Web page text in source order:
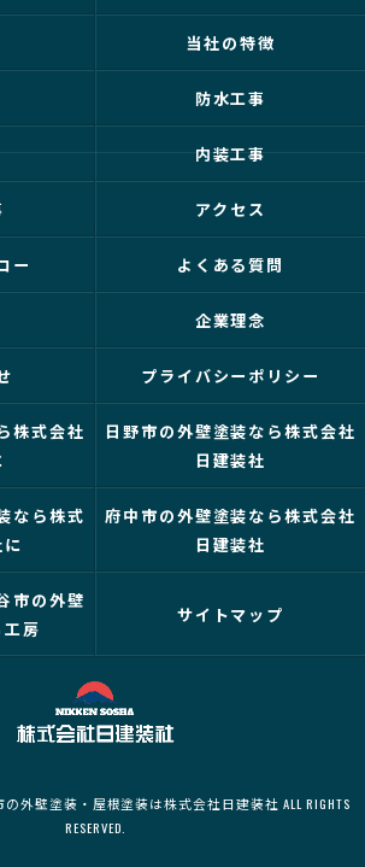
当社の特徴
防水工事
内装工事
アクセス
ー よくある質問
企業理念
プライバシーポリシー
株式会社
日野市の外壁塗装なら株式会社
日建装社
なら株式
府中市の外壁塗装なら株式会社
日建装社
市の外壁
房
サイトマップ
外壁塗装・屋根塗装は株式会社日建装社 ALL RIGHTS
RESERVED.